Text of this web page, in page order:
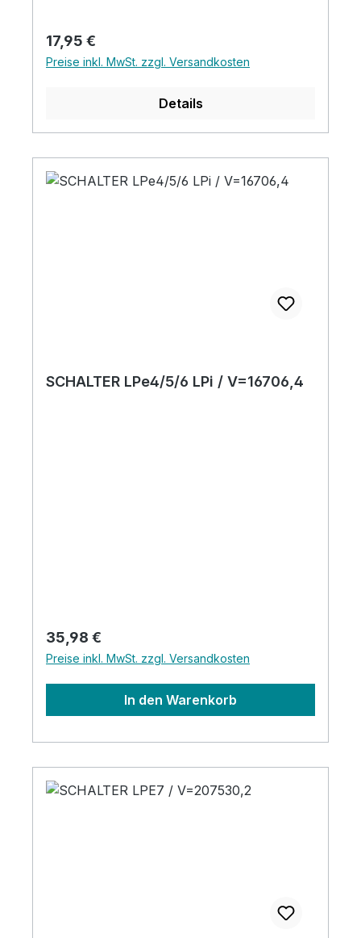
Regulärer Preis:
17,95 €
Preise inkl. MwSt. zzgl. Versandkosten
Details
SCHALTER LPe4/5/6 LPi / V=16706,4
Regulärer Preis:
35,98 €
Preise inkl. MwSt. zzgl. Versandkosten
In den Warenkorb